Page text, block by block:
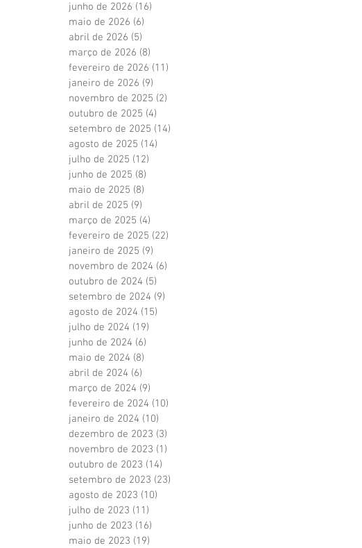
junho de 2026 (16)
maio de 2026 (6)
abril de 2026 (5)
março de 2026 (8)
fevereiro de 2026 (11)
janeiro de 2026 (9)
novembro de 2025 (2)
outubro de 2025 (4)
setembro de 2025 (14)
agosto de 2025 (14)
julho de 2025 (12)
junho de 2025 (8)
maio de 2025 (8)
abril de 2025 (9)
março de 2025 (4)
fevereiro de 2025 (22)
janeiro de 2025 (9)
novembro de 2024 (6)
outubro de 2024 (5)
setembro de 2024 (9)
agosto de 2024 (15)
julho de 2024 (19)
junho de 2024 (6)
maio de 2024 (8)
abril de 2024 (6)
março de 2024 (9)
fevereiro de 2024 (10)
janeiro de 2024 (10)
dezembro de 2023 (3)
novembro de 2023 (1)
outubro de 2023 (14)
setembro de 2023 (23)
agosto de 2023 (10)
julho de 2023 (11)
junho de 2023 (16)
maio de 2023 (19)